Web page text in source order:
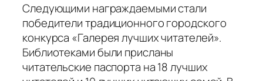
Следующими награждаемыми стали
победители традиционного городского
конкурса «Галерея лучших читателей».
Библиотеками были присланы
читательские паспорта на 18 лучших